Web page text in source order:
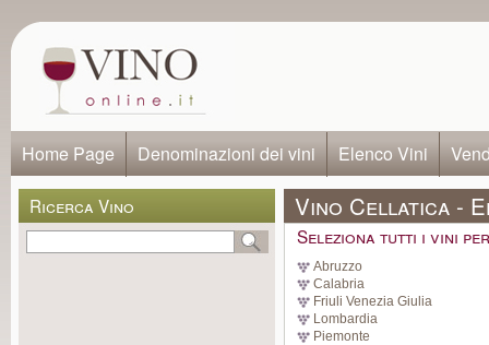
Home Page Denominazioni dei vini Elenco Vini
Ricerca Vino Vino Cellatica -
Seleziona tutti i vini
Abruzzo
Calabria
Friuli Venezia Giulia
Lombardia
Piemonte